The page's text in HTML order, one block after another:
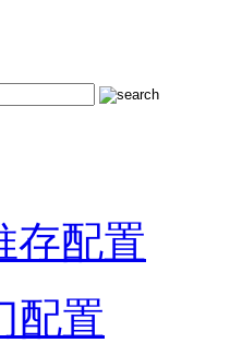
存配置
配置